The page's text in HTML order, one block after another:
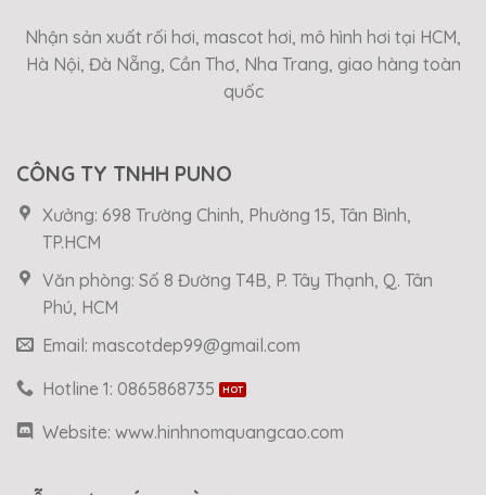
Nhận sản xuất rối hơi, mascot hơi, mô hình hơi tại HCM,
Hà Nội, Đà Nẵng, Cần Thơ, Nha Trang, giao hàng toàn
quốc
CÔNG TY TNHH PUNO
Xưởng: 698 Trường Chinh, Phường 15, Tân Bình,
TP.HCM
Văn phòng: Số 8 Đường T4B, P. Tây Thạnh, Q. Tân
Phú, HCM
Email: mascotdep99@gmail.com
Hotline 1: 0865868735
Website: www.hinhnomquangcao.com